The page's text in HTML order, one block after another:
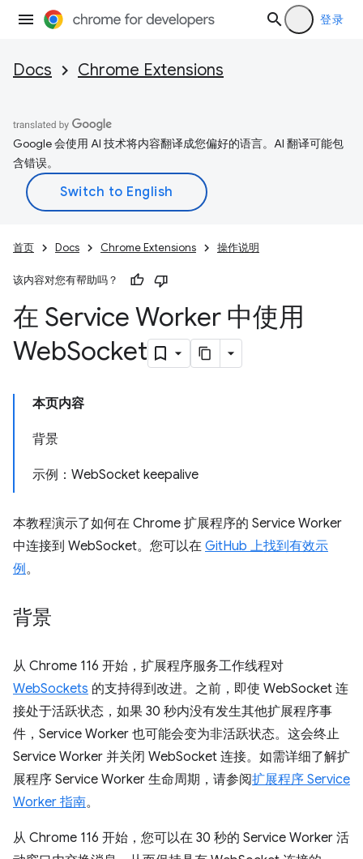
登录
Docs Chrome Extensions
Google 会使用 AI 技术将内容翻译成您偏好的语言。AI 翻译可能包
含错误。
首页 Docs Chrome Extensions 操作说明
该内容对您有帮助吗？
在 Service Worker 中使用
WebSocket
本页内容
背景
示例：WebSocket keepalive
本教程演示了如何在 Chrome 扩展程序的 Service Worker
中连接到 WebSocket。您可以在 GitHub 上找到有效示
例。
背景
从 Chrome 116 开始，扩展程序服务工作线程对
WebSockets 的支持得到改进。之前，即使 WebSocket 连
接处于活跃状态，如果 30 秒内没有发生其他扩展程序事
件，Service Worker 也可能会变为非活跃状态。这会终止
Service Worker 并关闭 WebSocket 连接。如需详细了解扩
展程序 Service Worker 生命周期，请参阅扩展程序 Service
Worker 指南。
从 Chrome 116 开始，您可以在 30 秒的 Service Worker 活